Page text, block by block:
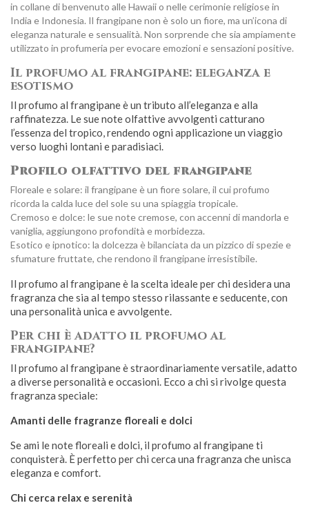
in collane di benvenuto alle Hawaii o nelle cerimonie religiose in
India e Indonesia. Il frangipane non è solo un fiore, ma un’icona di
eleganza naturale e sensualità. Non sorprende che sia ampiamente
utilizzato in profumeria per evocare emozioni e sensazioni positive.
Il profumo al frangipane: eleganza e
esotismo
Il profumo al frangipane è un tributo all’eleganza e alla
raffinatezza. Le sue note olfattive avvolgenti catturano
l’essenza del tropico, rendendo ogni applicazione un viaggio
verso luoghi lontani e paradisiaci.
Profilo olfattivo del frangipane
Floreale e solare: il frangipane è un fiore solare, il cui profumo
ricorda la calda luce del sole su una spiaggia tropicale.
Cremoso e dolce: le sue note cremose, con accenni di mandorla e
vaniglia, aggiungono profondità e morbidezza.
Esotico e ipnotico: la dolcezza è bilanciata da un pizzico di spezie e
sfumature fruttate, che rendono il frangipane irresistibile.
Il profumo al frangipane è la scelta ideale per chi desidera una
fragranza che sia al tempo stesso rilassante e seducente, con
una personalità unica e avvolgente.
Per chi è adatto il profumo al
frangipane?
Il profumo al frangipane è straordinariamente versatile, adatto
a diverse personalità e occasioni. Ecco a chi si rivolge questa
fragranza speciale:
Amanti delle fragranze floreali e dolci
Se ami le note floreali e dolci, il profumo al frangipane ti
conquisterà. È perfetto per chi cerca una fragranza che unisca
eleganza e comfort.
Chi cerca relax e serenità